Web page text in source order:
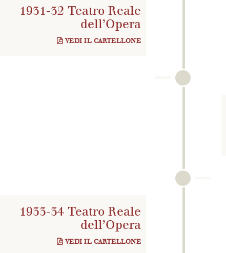
1931-32 Teatro Reale
dell’Opera
VEDI IL CARTELLONE
1933-34 Teatro Reale
dell’Opera
VEDI IL CARTELLONE